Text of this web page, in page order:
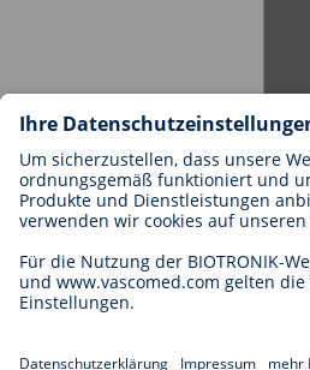
Karriere bei BIOTRONIK
Einstieg
Bewerbung
Karrierechancen